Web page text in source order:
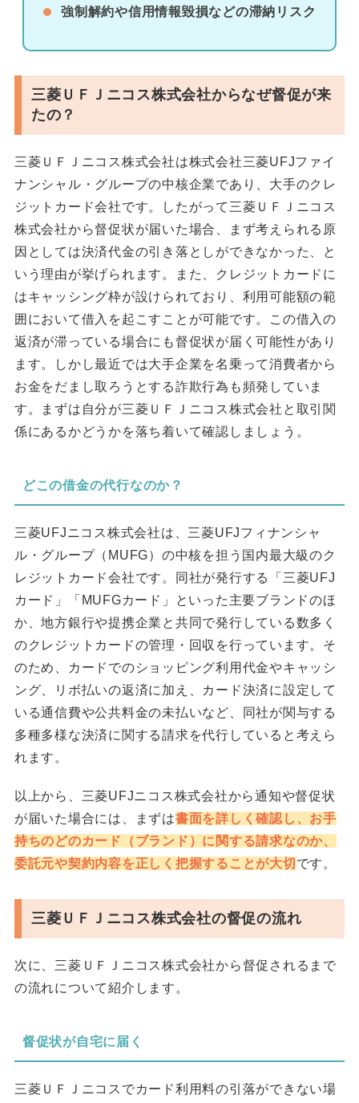
強制解約や信用情報毀損などの滞納リスク
三菱ＵＦＪニコス株式会社からなぜ督促が来
たの？
三菱ＵＦＪニコス株式会社は株式会社三菱UFJファイ
ナンシャル・グループの中核企業であり、大手のクレ
ジットカード会社です。したがって三菱ＵＦＪニコス
株式会社から督促状が届いた場合、まず考えられる原
因としては決済代金の引き落としができなかった、と
いう理由が挙げられます。また、クレジットカードに
はキャッシング枠が設けられており、利用可能額の範
囲において借入を起こすことが可能です。この借入の
返済が滞っている場合にも督促状が届く可能性があり
ます。しかし最近では大手企業を名乗って消費者から
お金をだまし取ろうとする詐欺行為も頻発していま
す。まずは自分が三菱ＵＦＪニコス株式会社と取引関
係にあるかどうかを落ち着いて確認しましょう。
どこの借金の代行なのか？
三菱UFJニコス株式会社は、三菱UFJフィナンシャ
ル・グループ（MUFG）の中核を担う国内最大級のク
レジットカード会社です。同社が発行する「三菱UFJ
カード」「MUFGカード」といった主要ブランドのほ
か、地方銀行や提携企業と共同で発行している数多く
のクレジットカードの管理・回収を行っています。そ
のため、カードでのショッピング利用代金やキャッシ
ング、リボ払いの返済に加え、カード決済に設定して
いる通信費や公共料金の未払いなど、同社が関与する
多種多様な決済に関する請求を代行していると考えら
れます。
以上から、三菱UFJニコス株式会社から通知や督促状
が届いた場合には、まずは書面を詳しく確認し、お手
持ちのどのカード（ブランド）に関する請求なのか、
委託元や契約内容を正しく把握することが大切 です。
三菱ＵＦＪニコス株式会社の督促の流れ
次に、三菱ＵＦＪニコス株式会社から督促されるまで
の流れについて紹介します。
督促状が自宅に届く
三菱ＵＦＪニコスでカード利用料の引落ができない場